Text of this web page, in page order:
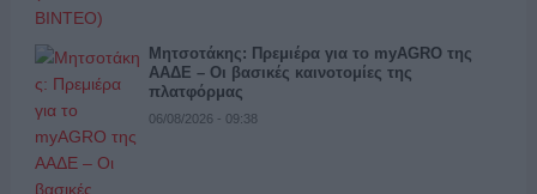
Μητσοτάκης: Πρεμιέρα για το myAGRO της
ΑΑΔΕ – Οι βασικές καινοτομίες της
πλατφόρμας
06/08/2026 - 09:38